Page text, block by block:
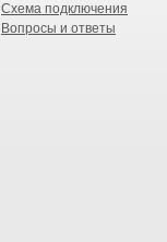
Схема подключения
Вопросы и ответы